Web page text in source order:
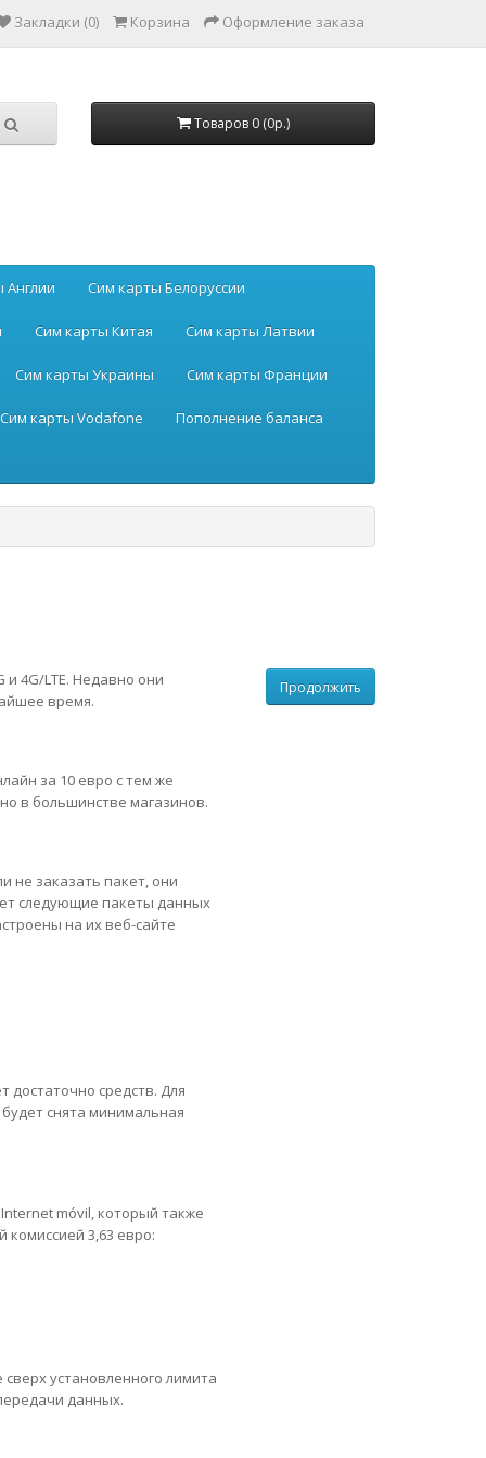
Закладки (0) Корзина Оформление заказа
Товаров 0 (0р.)
Англии Сим карты Белоруссии
Сим карты Китая Сим карты Латвии
Сим карты Украины Сим карты Франции
Сим карты Vodafone Пополнение баланса
Продолжить
и 4G/LTE. Недавно они
время.
за 10 евро с тем же
в большинстве магазинов.
не заказать пакет, они
следующие пакеты данных
на их веб-сайте
достаточно средств. Для
снята минимальная
móvil, который также
3,63 евро:
установленного лимита
данных.